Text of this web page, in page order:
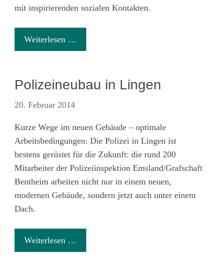
mit inspirierenden sozialen Kontakten.
Weiterlesen …
Polizeineubau in Lingen
20. Februar 2014
Kurze Wege im neuen Gebäude – optimale
Arbeitsbedingungen: Die Polizei in Lingen ist
bestens gerüstet für die Zukunft: die rund 200
Mitarbeiter der Polizeiinspektion Emsland/Grafschaft
Bentheim arbeiten nicht nur in einem neuen,
modernen Gebäude, sondern jetzt auch unter einem
Dach.
Weiterlesen …